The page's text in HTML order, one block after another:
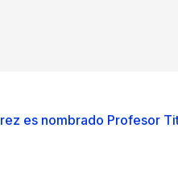
es nombrado Profesor